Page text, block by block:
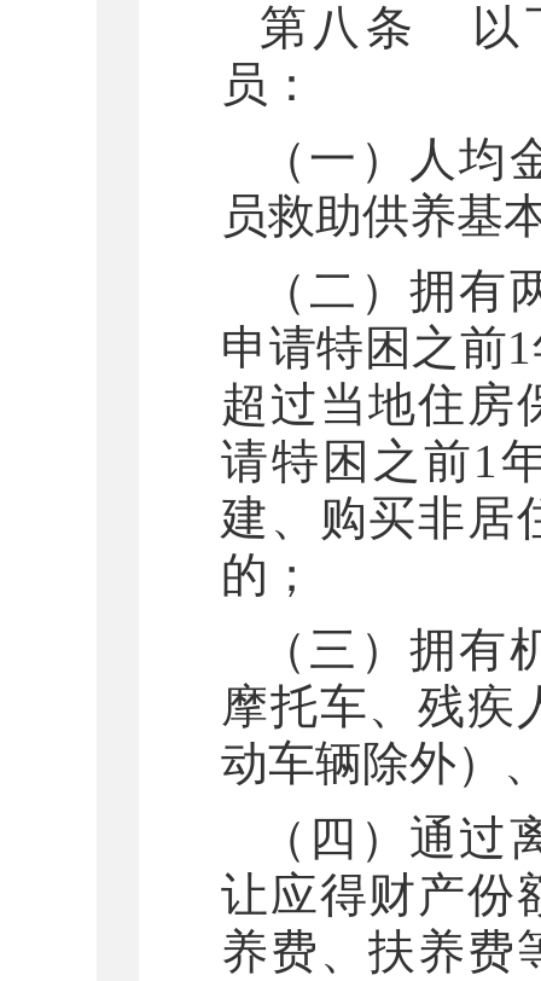
第八条 以
员：
（一）人
员救助供养基
（二）拥
申请特困之前
超过当地住房
请特困之前1
建、购买非居
的；
（三）拥
摩托车、残疾
动车辆除外）
（四）通
让应得财产份
养费、扶养费